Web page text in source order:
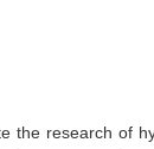
the research of